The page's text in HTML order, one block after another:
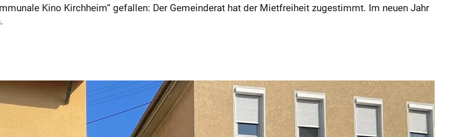
Kino Kirchheim“ gefallen: Der Gemeinderat hat der Mietfreiheit zugestimmt. Im neuen Jahr